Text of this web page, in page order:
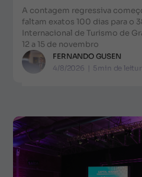
A contagem regressiva
faltam exatos 100 dias para o
Internacional de Turismo de
12 a 15 de novembro
FERNANDO GUSEN
4/8/2026 | 5min de